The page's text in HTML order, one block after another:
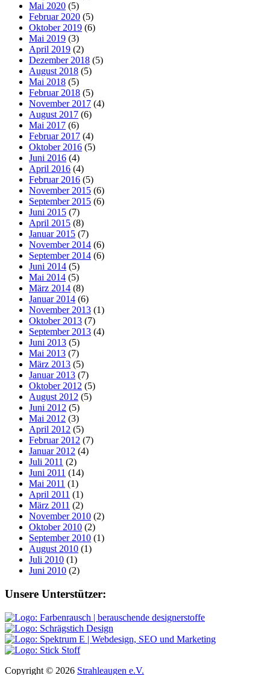
Mai 2020 (5)
Februar 2020 (5)
Oktober 2019 (6)
Mai 2019 (3)
April 2019 (2)
Dezember 2018 (5)
August 2018 (5)
Mai 2018 (5)
Februar 2018 (5)
November 2017 (4)
August 2017 (6)
Mai 2017 (6)
Februar 2017 (4)
Oktober 2016 (5)
Juni 2016 (4)
April 2016 (4)
Februar 2016 (5)
November 2015 (6)
September 2015 (6)
Juni 2015 (7)
April 2015 (8)
Januar 2015 (7)
November 2014 (6)
September 2014 (6)
Juni 2014 (5)
Mai 2014 (5)
März 2014 (8)
Januar 2014 (6)
November 2013 (1)
Oktober 2013 (7)
September 2013 (4)
Juni 2013 (5)
Mai 2013 (7)
März 2013 (5)
Januar 2013 (7)
Oktober 2012 (5)
August 2012 (5)
Juni 2012 (5)
Mai 2012 (3)
April 2012 (5)
Februar 2012 (7)
Januar 2012 (4)
Juli 2011 (2)
Juni 2011 (14)
Mai 2011 (1)
April 2011 (1)
März 2011 (2)
November 2010 (2)
Oktober 2010 (2)
September 2010 (1)
August 2010 (1)
Juli 2010 (1)
Juni 2010 (2)
Footer
Unsere Unterstützer:
Copyright © 2026 Strahleaugen e.V.